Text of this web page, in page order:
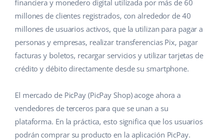
Automatizaciones
Base Connect
IA para e-commerce
Hogar y jardinería
Productos infantiles
Electrónica
Piezas de automóviles
Supermercado
Salud y belleza
Ayuda
Base Academy
Blog
Implementación de sistemas
Auditoría de cuentas
english (US)
english (GB)
english (IN)
deutsch
Ελληνικά
financiera y monedero digital utilizada por más de 60
millones de clientes registrados, con alrededor de 40
millones de usuarios activos, que la utilizan para pagar a
personas y empresas, realizar transferencias Pix, pagar
facturas y boletos, recargar servicios y utilizar tarjetas de
crédito y débito directamente desde su smartphone.
El mercado de PicPay (PicPay Shop) acoge ahora a
vendedores de terceros para que se unan a su
plataforma. En la práctica, esto significa que los usuarios
podrán comprar su producto en la aplicación PicPay.